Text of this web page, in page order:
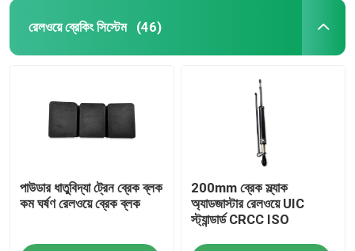
রেলওয়ে ব্রেকিং সিস্টেম (46)
পাউডার ধাতুবিদ্যা ট্রেন ব্রেক ব্লক
কম ঘর্ষণ রেলওয়ে ব্রেক ব্লক
200mm ব্রেক স্ল্যাক
অ্যাডজাস্টার রেলওয়ে UIC
স্ট্যান্ডার্ড CRCC ISO